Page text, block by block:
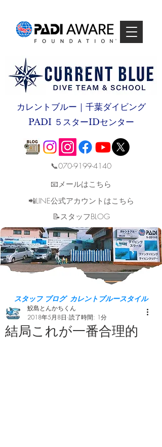
カレントブルー｜千葉ダイビング
PADI ５スターIDセンター
📞070-9199-4140
📧メールはこちら
📲LINE公式アカウントはこちら
​📝スタッフBLOG
スタッフ ブログ カレントブルースタイル
結局これが一番合理的
鮫島とんかちくん
2018年5月8日 読了時間: 1分